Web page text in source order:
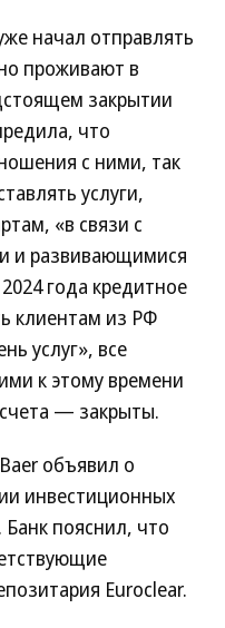
начал отправлять
проживают в
закрытии
что
с ними, так
услуги,
«в связи с
и развивающимися
года кредитное
клиентам из РФ
услуг», все
к этому времени
— закрыты.
объявил о
инвестиционных
Банк пояснил, что
Euroclear.